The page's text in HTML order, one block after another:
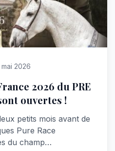
mai 2026
2026 du PRE
ouvertes !
petits mois avant de
Pure Race
du champ…